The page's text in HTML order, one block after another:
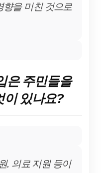
향을 미친 것으로
은 주민들을
이 있나요?
, 의료 지원 등이